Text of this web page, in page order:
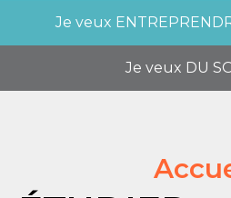
Je veux
Je veux DU